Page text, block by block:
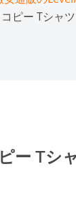
コピー Tシャ
ー Tシ